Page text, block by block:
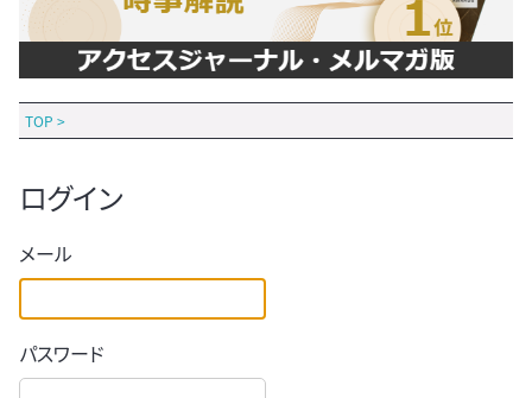
TOP >
ログイン
メール
パスワード